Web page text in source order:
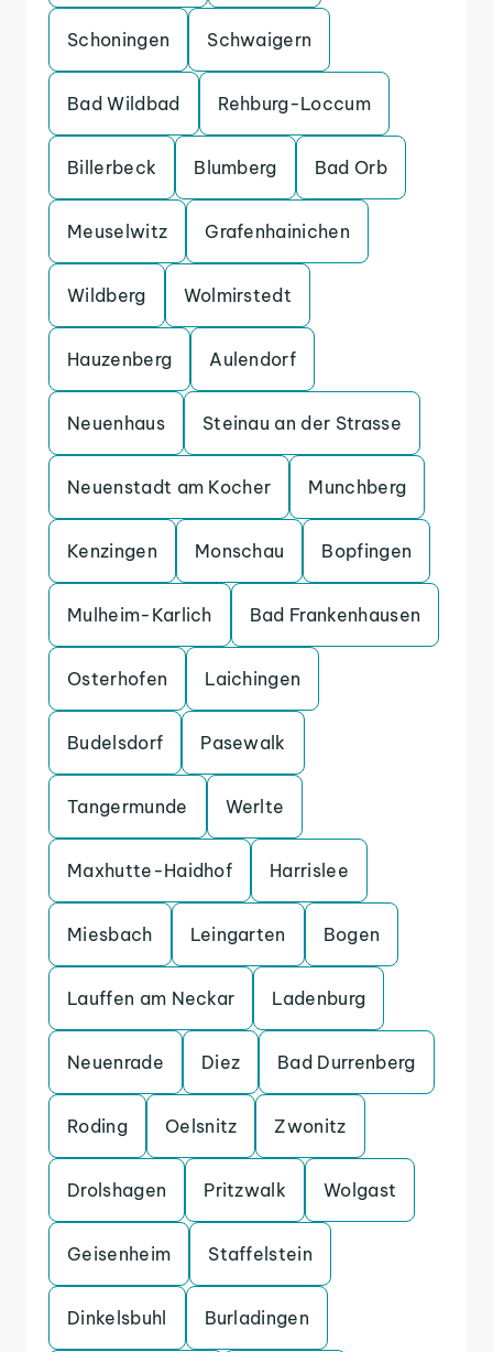
Schoningen Schwaigern
Bad Wildbad Rehburg-Loccum
Billerbeck Blumberg Bad Orb
Meuselwitz Grafenhainichen
Wildberg Wolmirstedt
Hauzenberg Aulendorf
Neuenhaus Steinau an der Strasse
Neuenstadt am Kocher Munchberg
Kenzingen Monschau Bopfingen
Mulheim-Karlich Bad Frankenhausen
Osterhofen Laichingen
Budelsdorf Pasewalk
Tangermunde Werlte
Maxhutte-Haidhof Harrislee
Miesbach Leingarten Bogen
Lauffen am Neckar Ladenburg
Neuenrade Diez Bad Durrenberg
Roding Oelsnitz Zwonitz
Drolshagen Pritzwalk Wolgast
Geisenheim Staffelstein
Dinkelsbuhl Burladingen